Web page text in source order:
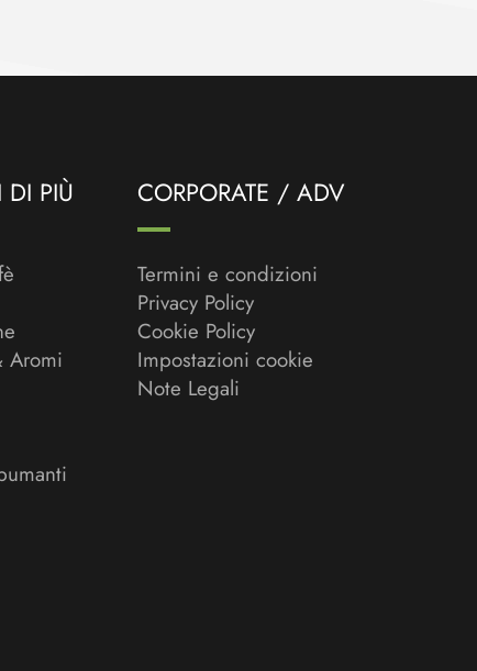
DI PIÙ
Aromi
CORPORATE / ADV
Termini e condizioni
Privacy Policy
Cookie Policy
Impostazioni cookie
Note Legali